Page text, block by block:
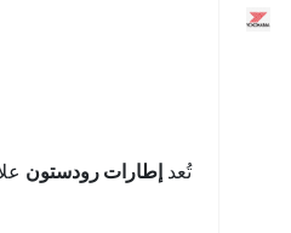
تُعدإطارات رودستون